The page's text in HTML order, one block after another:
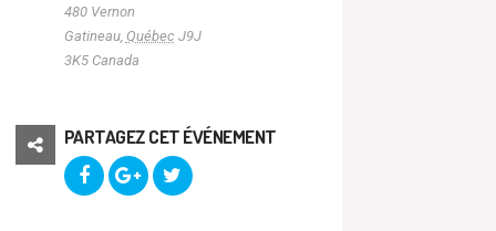
480 Vernon
Gatineau, Québec J9J
3K5 Canada
PARTAGEZ CET ÉVÉNEMENT